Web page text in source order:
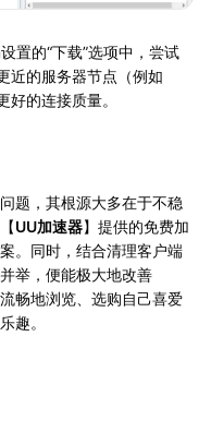
置的“下载”选项中，尝试
近的服务器节点（例如
的连接质量。
题，其根源大多在于不稳
UU加速器】提供的免费加
。同时，结合清理客户端
举，便能极大地改善
畅地浏览、选购自己喜爱
趣。